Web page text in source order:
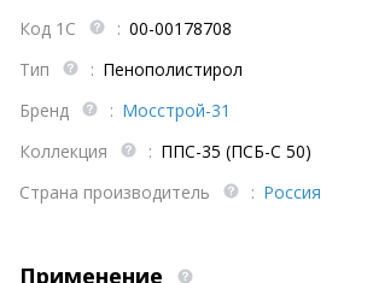
Код 1С : 00-00178708
Тип
: Пенополистирол
Бренд
: Мосстрой-31
Коллекция
: ППС-35 (ПСБ-С 50)
Страна производитель
: Россия
Применение